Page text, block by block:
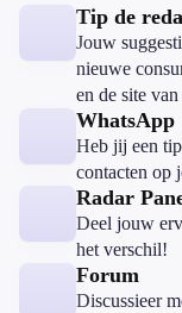
Tip de
Jouw
nieuwe
en de site van
WhatsApp
Heb jij een
contacten op
Radar
Deel jouw
het verschil!
Forum
Discussieer